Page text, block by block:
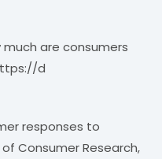
much are consumers
d
responses to
Consumer Research,